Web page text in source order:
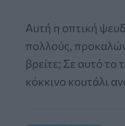
Αυτή η οπτική
πολλούς,
βρείτε; Σε αυτό το
κόκκινο κουτάλι